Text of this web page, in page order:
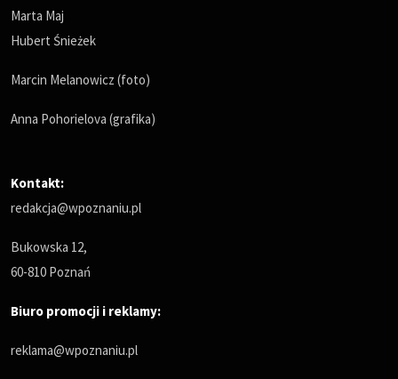
Marta Maj
Hubert Śnieżek
Marcin Melanowicz (foto)
Anna Pohorielova (grafika)
Kontakt:
redakcja@wpoznaniu.pl
Bukowska 12,
60-810 Poznań
Biuro promocji i reklamy:
reklama@wpoznaniu.pl